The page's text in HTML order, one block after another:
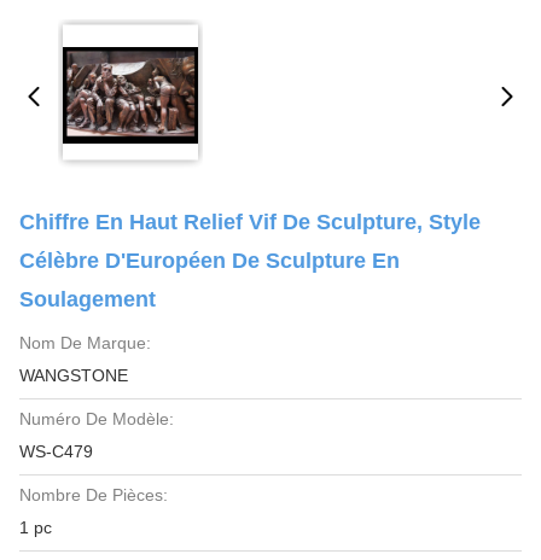
Chiffre En Haut Relief Vif De Sculpture, Style
Célèbre D'Européen De Sculpture En
Soulagement
Nom De Marque:
WANGSTONE
Numéro De Modèle:
WS-C479
Nombre De Pièces:
1 pc